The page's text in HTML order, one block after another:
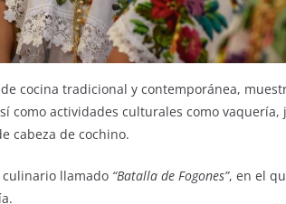
cocina tradicional y contemporánea,
como actividades culturales como vaquería,
cabeza de cochino.
llamado “Batalla de Fogones”, en el